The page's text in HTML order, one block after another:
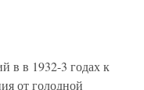
в в 1932-3 годах к
от голодной